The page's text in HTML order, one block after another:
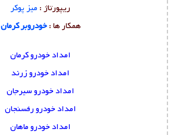
ریپورتاژ : میز پوکر
همکار ها :خودروبر کرمان
امداد خودرو کرمان
امداد خودرو زرند
امداد خودرو سیرجان
امداد خودرو رفسنجان
امداد خودرو ماهان